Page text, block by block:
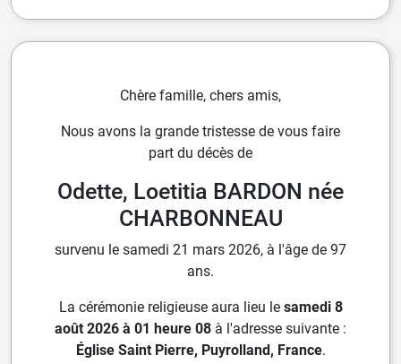
Chère famille, chers amis,
Nous avons la grande tristesse de vous faire
part du décès de
Odette, Loetitia BARDON née
CHARBONNEAU
survenu le samedi 21 mars 2026, à l'âge de 97
ans.
La cérémonie religieuse aura lieu le samedi 8
août 2026 à 01 heure 08 à l'adresse suivante :
Église Saint Pierre, Puyrolland, France.